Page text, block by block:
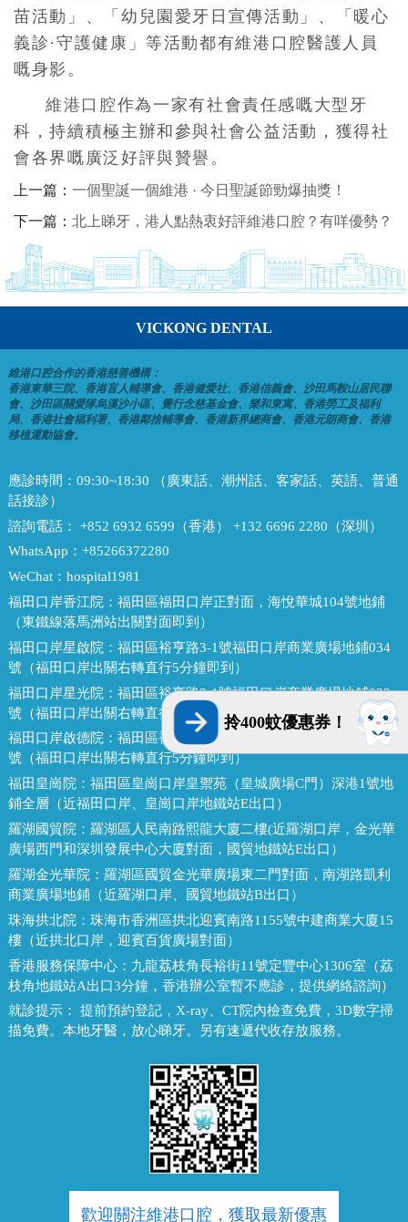
苗活動」、「幼兒園愛牙日宣傳活動」、「暖心
義診·守護健康」等活動都有維港口腔醫護人員
嘅身影。
維港口腔作為一家有社會責任感嘅大型牙
科，持續積極主辦和參與社會公益活動，獲得社
會各界嘅廣泛好評與贊譽。
上一篇： 一個聖誕一個維港 · 今日聖誕節勁爆抽獎！
下一篇： 北上睇牙，港人點熱衷好評維港口腔？有咩優勢？
VICKONG DENTAL
維港口腔合作的香港慈善機構：
香港東華三院、香港盲人輔導會、香港健愛社、香港信義會、沙田馬鞍山居民聯
會、沙田區關愛隊烏溪沙小區、覺行念慈基金會、樂和東寓、香港勞工及福利
局、香港社會福利署、香港鄰捨輔導會、香港新界總商會、香港元朗商會、香港
移植運動協會。
應診時間： 09:30~18:30 （廣東話、潮州話、客家話、英語、普通
話接診）
諮詢電話： +852 6932 6599（香港） +132 6696 2280（深圳）
WhatsApp： +85266372280
WeChat： hospital1981
福田口岸香江院： 福田區福田口岸正對面，海悅華城104號地鋪
（東鐵線落馬洲站出關對面即到）
福田口岸星啟院： 福田區裕亨路3-1號福田口岸商業廣場地鋪034
號（福田口岸出關右轉直行5分鐘即到）
福田口岸星光院： 福田區裕亨路3-1號福田口岸商業廣場地鋪033
號（福田口岸出關右轉直行5分鐘即到）
福田口岸啟德院： 福田區裕亨路3-1號福田口岸商業廣場地鋪032
號（福田口岸出關右轉直行5分鐘即到）
福田皇崗院： 福田區皇崗口岸皇禦苑（皇城廣場C門）深港1號地
鋪全層（近福田口岸、皇崗口岸地鐵站E出口）
羅湖國貿院： 羅湖區人民南路熙龍大廈二樓(近羅湖口岸，金光華
廣場西門和深圳發展中心大廈對面，國貿地鐵站E出口）
羅湖金光華院： 羅湖區國貿金光華廣場東二門對面，南湖路凱利
商業廣場地鋪（近羅湖口岸、國貿地鐵站B出口）
珠海拱北院： 珠海市香洲區拱北迎賓南路1155號中建商業大廈15
樓（近拱北口岸，迎賓百貨廣場對面）
香港服務保障中心： 九龍荔枝角長裕街11號定豐中心1306室（荔
枝角地鐵站A出口3分鐘，香港辦公室暫不應診，提供網絡諮詢）
就診提示： 提前預約登記，X-ray、CT院內檢查免費，3D數字掃
描免費。本地牙醫，放心睇牙。另有速遞代收存放服務。
歡迎關注維港口腔，獲取最新優惠
拎400蚊優惠券！